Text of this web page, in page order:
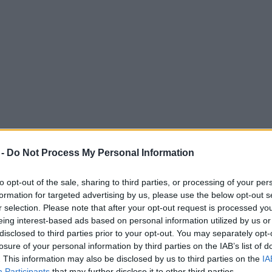
Do Not Process My Personal Information
opt-out of the sale, sharing to third parties, or processing of your
for targeted advertising by us, please use the below opt-out
selection. Please note that after your opt-out request is processed
interest-based ads based on personal information utilized by us
to third parties prior to your opt-out. You may separately
of your personal information by third parties on the IAB’s list of
This information may also be disclosed by us to third parties on the
která získala stříbro ve smíšené štafetě na
a závodila celou zimu s natrženým vazem
historické medaile pro Švýcarsko 4x
výsledky na to, jak trpěla.